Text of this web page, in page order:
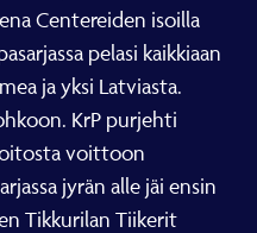
Centereiden isoilla
pelasi kaikkiaan
ja yksi Latviasta.
KrP purjehti
voittoon
jyrän alle jäi ensin
Tikkurilan Tiikerit